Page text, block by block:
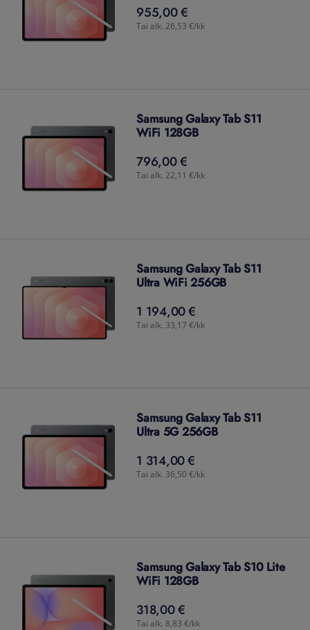
955,00 €
955,00€
Tai alk. 26,53 €/kk
Samsung Galaxy Tab S11
WiFi 128GB
796,00 €
796,00€
Tai alk. 22,11 €/kk
Samsung Galaxy Tab S11
Ultra WiFi 256GB
1 194,00 €
1 194,00€
Tai alk. 33,17 €/kk
Samsung Galaxy Tab S11
Ultra 5G 256GB
1 314,00 €
1 314,00€
Tai alk. 36,50 €/kk
Samsung Galaxy Tab S10 Lite
WiFi 128GB
318,00 €
318,00€
Tai alk. 8,83 €/kk